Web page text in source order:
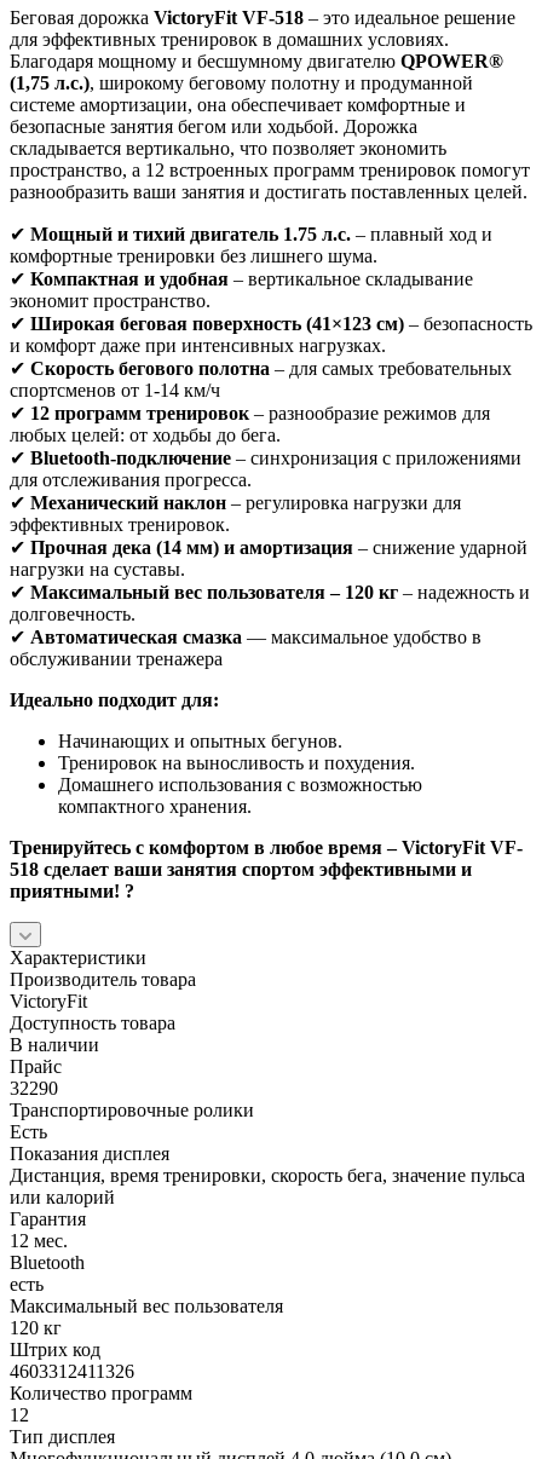
Беговая дорожка VictoryFit VF-518 – это идеальное решение
для эффективных тренировок в домашних условиях.
Благодаря мощному и бесшумному двигателю QPOWER®
(1,75 л.с.), широкому беговому полотну и продуманной
системе амортизации, она обеспечивает комфортные и
безопасные занятия бегом или ходьбой. Дорожка
складывается вертикально, что позволяет экономить
пространство, а 12 встроенных программ тренировок помогут
разнообразить ваши занятия и достигать поставленных целей.
✔ Мощный и тихий двигатель 1.75 л.с. – плавный ход и
комфортные тренировки без лишнего шума.
✔ Компактная и удобная – вертикальное складывание
экономит пространство.
✔ Широкая беговая поверхность (41×123 см) – безопасность
и комфорт даже при интенсивных нагрузках.
✔ Скорость бегового полотна – для самых требовательных
спортсменов от 1-14 км/ч
✔ 12 программ тренировок – разнообразие режимов для
любых целей: от ходьбы до бега.
✔ Bluetooth-подключение – синхронизация с приложениями
для отслеживания прогресса.
✔ Механический наклон – регулировка нагрузки для
эффективных тренировок.
✔ Прочная дека (14 мм) и амортизация – снижение ударной
нагрузки на суставы.
✔ Максимальный вес пользователя – 120 кг – надежность и
долговечность.
✔ Автоматическая смазка — максимальное удобство в
обслуживании тренажера
Идеально подходит для:
Начинающих и опытных бегунов.
Тренировок на выносливость и похудения.
Домашнего использования с возможностью
компактного хранения.
Тренируйтесь с комфортом в любое время – VictoryFit VF-
518 сделает ваши занятия спортом эффективными и
приятными! ?
Характеристики
Производитель товара
VictoryFit
Доступность товара
В наличии
Прайс
32290
Транспортировочные ролики
Есть
Показания дисплея
Дистанция, время тренировки, скорость бега, значение пульса
или калорий
Гарантия
12 мес.
Bluetooth
есть
Максимальный вес пользователя
120 кг
Штрих код
4603312411326
Количество программ
12
Тип дисплея